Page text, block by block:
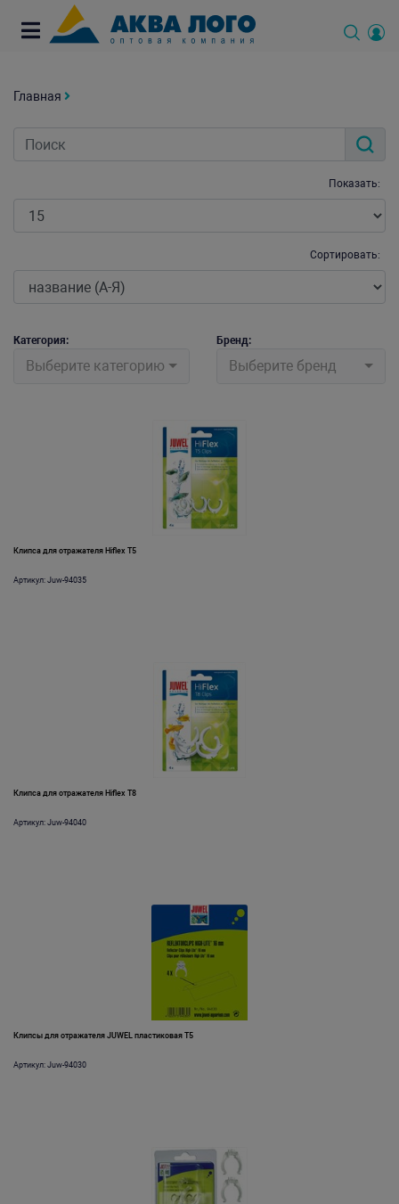
Главная
Показать:
Сортировать:
Категория:
Выберите категорию
Бренд:
Выберите бренд
Клипса для отражателя Hiflex T5
Артикул: Juw-94035
Клипса для отражателя Hiflex T8
Артикул: Juw-94040
Клипсы для отражателя JUWEL пластиковая Т5
Артикул: Juw-94030